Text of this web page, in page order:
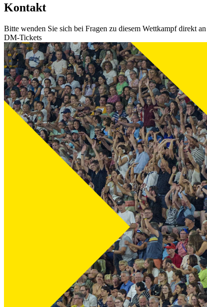
Kontakt
Bitte wenden Sie sich bei Fragen zu diesem Wettkampf direkt
DM-Tickets